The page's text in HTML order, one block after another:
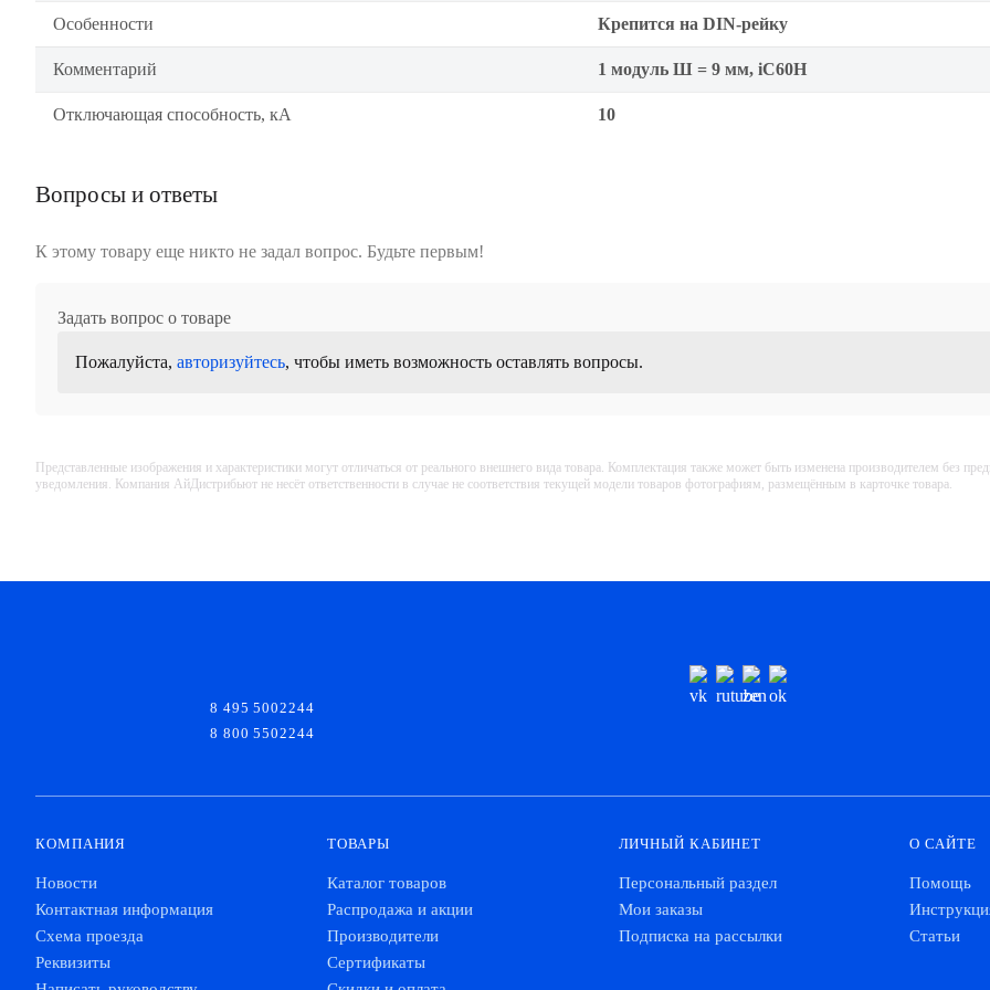
Особенности Крепится на DIN-рейку
Комментарий 1 модуль Ш = 9 мм, iC60H
Отключающая способность, кА 10
Вопросы и ответы
К этому товару еще никто не задал вопрос. Будьте первым!
Задать вопрос о товаре
Пожалуйста, авторизуйтесь, чтобы иметь возможность оставлять вопросы.
Представленные изображения и характеристики могут отличаться от реального внешнего вида товара. Комплектация также может быть изменена производителем без
уведомления. Компания АйДистрибьют не несёт ответственности в случае не соответствия текущей модели товаров фотографиям, размещённым в карточке товара.
8 495 5002244
8 800 5502244
КОМПАНИЯ
Новости
Контактная информация
Схема проезда
Реквизиты
ТОВАРЫ
Каталог товаров
Распродажа и акции
Производители
Сертификаты
ЛИЧНЫЙ КАБИНЕТ
Персональный раздел
Мои заказы
Подписка на рассылки
О САЙТЕ
Помощь
Статьи